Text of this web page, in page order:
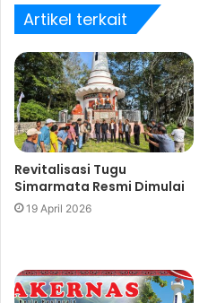
Artikel terkait
Revitalisasi Tugu
Simarmata Resmi Dimulai
19 April 2026